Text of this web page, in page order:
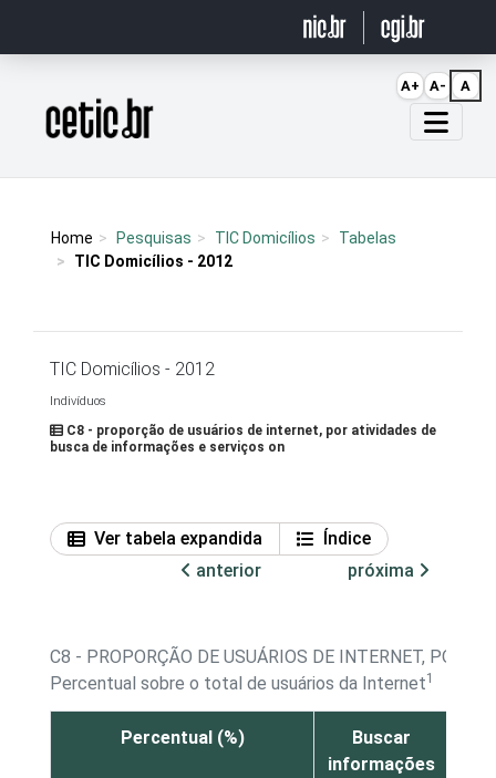
Página inicial
Home Pesquisas TIC Domicílios
Tabelas
TIC Domicílios - 2012
TIC Domicílios - 2012
Indivíduos
C8 - proporção de usuários de internet, por atividades de
busca de informações e serviços on
Ver tabela expandida
Índice
anterior
próxima
C8 - PROPORÇÃO DE USUÁRIOS DE INTERNET, POR
Percentual sobre o total de usuários da Internet1
Percentual (%)
Buscar
informações
A+ A- A